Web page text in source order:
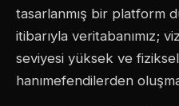
tasarlanmış bir platform
itibarıyla veritabanımız;
seviyesi yüksek ve
hanımefendilerden